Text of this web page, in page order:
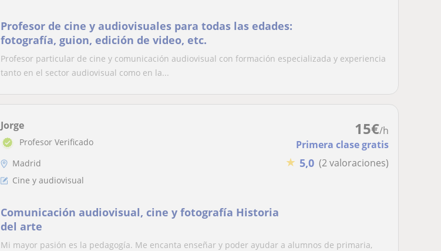
Profesor de cine y audiovisuales para todas las edades:
fotografía, guion, edición de video, etc.
Profesor particular de cine y comunicación audiovisual con formación especializada y experiencia
tanto en el sector audiovisual como en la...
15€/h
Primera clase gratis
★ 5,0 (2 valoraciones)
Jorge
Profesor Verificado
Madrid
Cine y audiovisual
Comunicación audiovisual, cine y fotografía Historia
del arte
Mi mayor pasión es la pedagogía. Me encanta enseñar y poder ayudar a alumnos de primaria,